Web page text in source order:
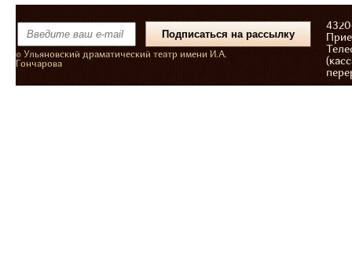
© Ульяновский драматический театр имени И.А.
Гончарова